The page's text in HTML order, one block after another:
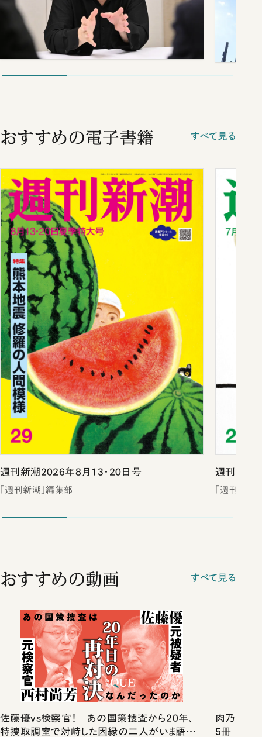
おすすめの電子書籍 すべて見る
週刊新潮2026年8月13・20日号
「週刊新潮」編集部
週刊新潮
「週刊新潮
おすすめの動画 すべて見る
佐藤優vs検察官！ あの国策捜査から20年、
特捜取調室で対峙した因縁の二人がいま語り
肉乃小路
5冊